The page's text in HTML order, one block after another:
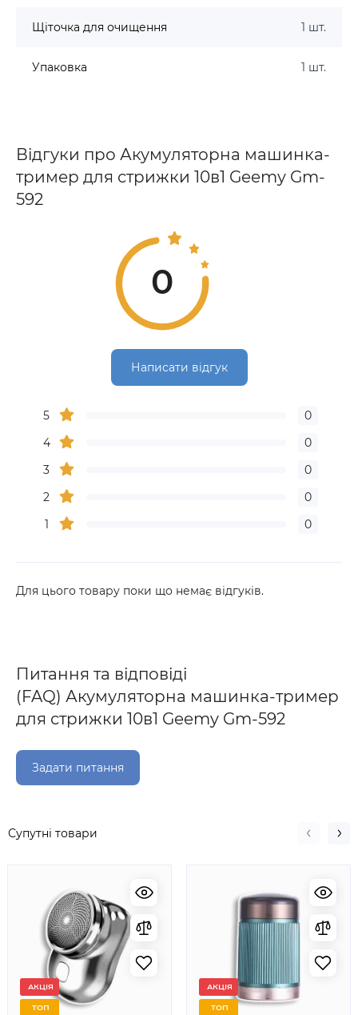
Щіточка для очищення 1 шт.
Упаковка 1 шт.
Відгуки про Акумуляторна машинка-
тример для стрижки 10в1 Geemy Gm-
592
0
Написати відгук
5
0
4
0
3
0
2
0
1
0
Для цього товару поки що немає відгуків.
Питання та відповіді
(FAQ) Акумуляторна машинка-тример
для стрижки 10в1 Geemy Gm-592
Задати питання
Супутні товари
АКЦІЯ
ТОП
АКЦІЯ
ТОП